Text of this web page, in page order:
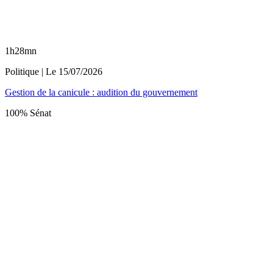
1h28mn
Politique | Le 15/07/2026
Gestion de la canicule : audition du gouvernement
100% Sénat